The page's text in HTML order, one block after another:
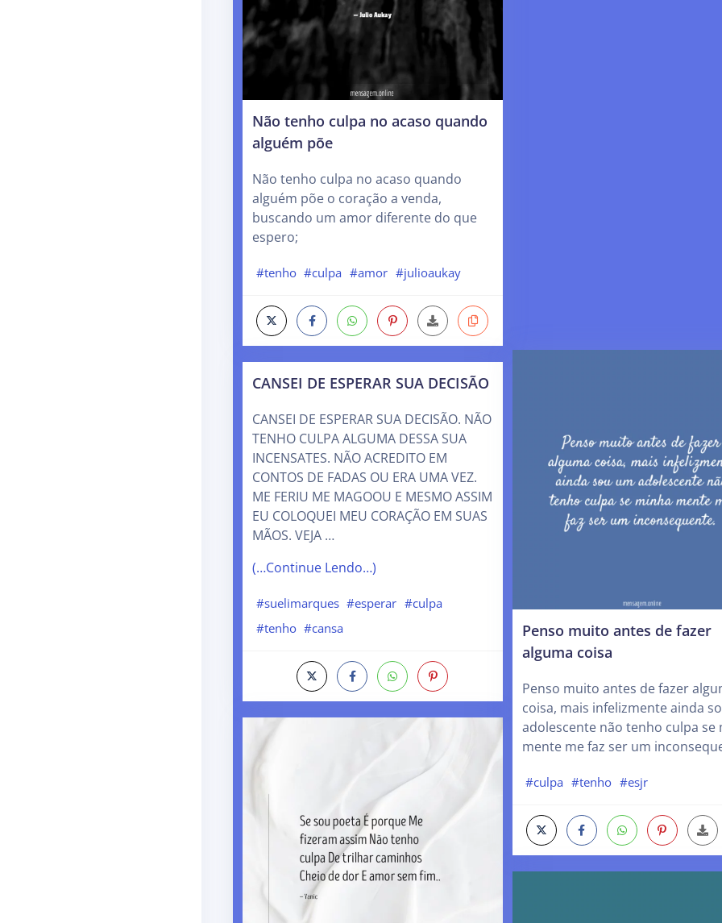
Não tenho culpa no acaso quando
alguém põe
Não tenho culpa no acaso quando
alguém põe o coração a venda,
buscando um amor diferente do que
espero;
#tenho #culpa #amor #julioaukay
CANSEI DE ESPERAR SUA DECISÃO
CANSEI DE ESPERAR SUA DECISÃO. NÃO
TENHO CULPA ALGUMA DESSA SUA
INCENSATES. NÃO ACREDITO EM
CONTOS DE FADAS OU ERA UMA VEZ.
ME FERIU ME MAGOOU E MESMO ASSIM
EU COLOQUEI MEU CORAÇÃO EM SUAS
MÃOS. VEJA …
(…Continue Lendo…)
#suelimarques #esperar #culpa
#tenho #cansa
Penso muito antes de fazer
alguma coisa
Penso muito antes de fazer
coisa, mais infelizmente ainda
adolescente não tenho culpa se
mente me faz ser um
#culpa #tenho #esjr